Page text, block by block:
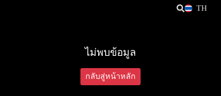
TH
ไม่พบข้อมูล
กลับสู่หน้าหลัก